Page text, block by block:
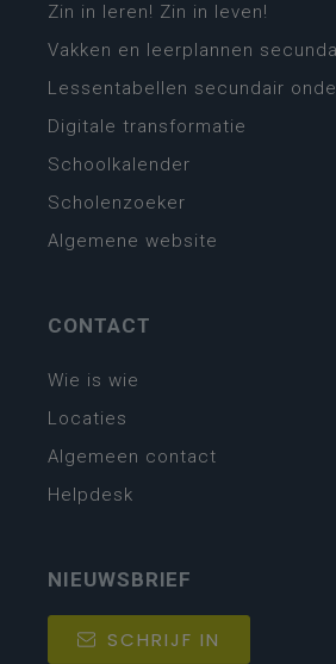
Zin in leren! Zin in leven!
Vakken en leerplannen
Lessentabellen secundair
Digitale transformatie
Schoolkalender
Scholenzoeker
Algemene website
CONTACT
Wie is wie
Locaties
Algemeen contact
Helpdesk
NIEUWSBRIEF
SCHRIJF IN